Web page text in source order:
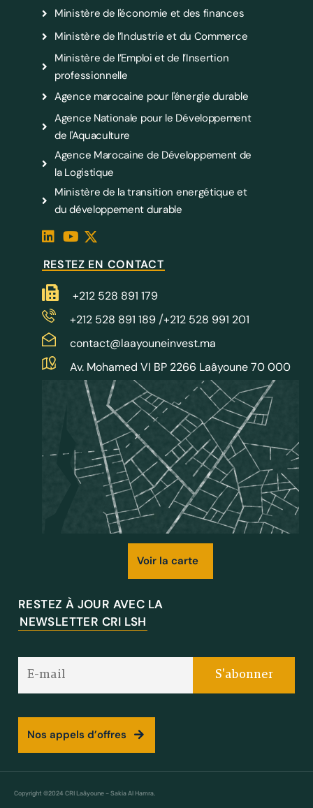
Ministère de l'économie et des finances
Ministère de l’Industrie et du Commerce
Ministère de l’Emploi et de l’Insertion
professionnelle
Agence marocaine pour l'énergie durable
Agence Nationale pour le Développement
de l'Aquaculture
Agence Marocaine de Développement de
la Logistique
Ministère de la transition energétique et
du développement durable
RESTEZ EN CONTACT
+212 528 891 179
+212 528 891 189/+212 528 991 201
contact@laayouneinvest.ma
Av. Mohamed VI BP 2266 Laâyoune 70 000
Voir la carte
RESTEZ À JOUR AVEC LA
NEWSLETTER CRI LSH
Nos appels d’offres
Copyright ©2024 CRI Laâyoune – Sakia Al Hamra.